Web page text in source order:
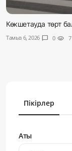
Көкшетауда төрт
Тамыз 6, 2026 chat_bubble 0 visibility 7
Пікірлер
Аты